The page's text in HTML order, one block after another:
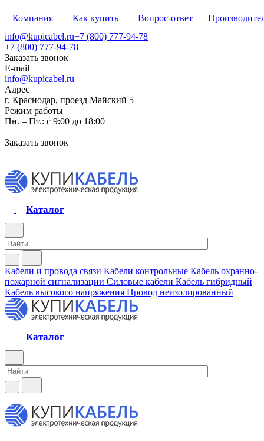
Компания Как купить Вопрос-ответ
info@kupicabel.ru+7 (800) 777-94-78
+7 (800) 777-94-78
Заказать звонок
E-mail
info@kupicabel.ru
Адрес
г. Краснодар, проезд Майский 5
Режим работы
Пн. – Пт.: с 9:00 до 18:00
Заказать звонок
Каталог
Кабели и провода связи Кабели контрольные Кабель охранно-
пожарной сигнализации Силовые кабели Кабель гибридный
Кабель высокого напряжения Провод неизолированный
Каталог